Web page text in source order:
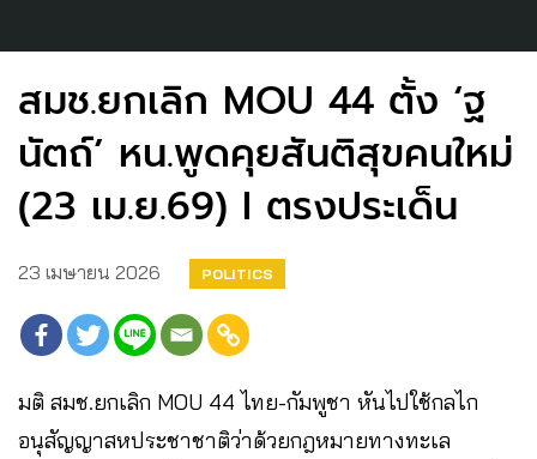
สมช.ยกเลิก MOU 44 ตั้ง ‘ฐ
นัตถ์’ หน.พูดคุยสันติสุขคนใหม่
(23 เม.ย.69) I ตรงประเด็น
23 เมษายน 2026 POLITICS
มติ สมช.ยกเลิก MOU 44 ไทย-กัมพูชา หันไปใช้กลไก
อนุสัญญาสหประชาชาติว่าด้วยกฎหมายทางทะเล